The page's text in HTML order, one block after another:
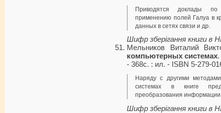
Приводятся доклады по
применению полей Галуа в
данных в сетях связи и др.
Шифр зберігання книги в
Мельников Виталий
компьютерных системах
- 368с. : ил. - ISBN 5-279-
Наряду с другими
системах в книге
преобразования
Шифр зберігання книги в